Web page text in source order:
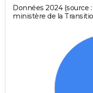
Données 2024 (source
ministère de la